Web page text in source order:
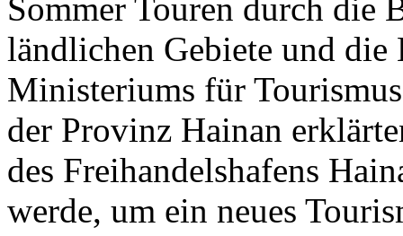
Sommer Touren durch die
ländlichen Gebiete und die
Ministeriums für
der Provinz Hainan
des Freihandelshafens
werde, um ein neues